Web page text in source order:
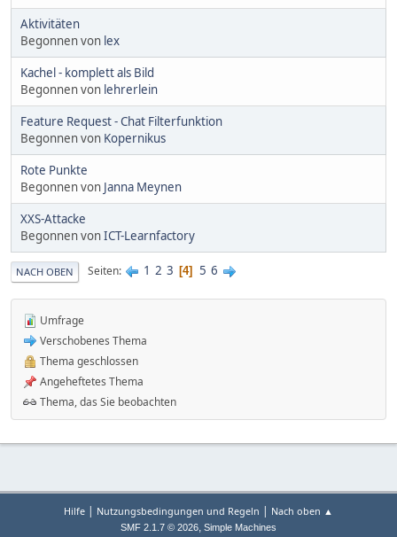
Aktivitäten
Begonnen von lex
Kachel - komplett als Bild
Begonnen von lehrerlein
Feature Request - Chat Filterfunktion
Begonnen von Kopernikus
Rote Punkte
Begonnen von Janna Meynen
XXS-Attacke
Begonnen vonICT-Learnfactory
NACH OBEN Seiten 1 2 3 4 5 6
Umfrage
Verschobenes Thema
Thema geschlossen
Angeheftetes Thema
Thema, das Sie beobachten
Hilfe | Nutzungsbedingungen und Regeln | Nach oben ▲
SMF 2.1.7 © 2026, Simple Machines